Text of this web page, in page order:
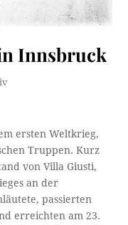
Innsbruck
ersten Weltkrieg,
Truppen. Kurz
von Villa Giusti,
an der
passierten
erreichten am 23.